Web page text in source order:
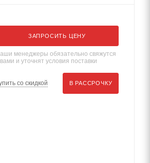
ЗАПРОСИТЬ ЦЕНУ
менеджеры обязательно свяжутся
и уточнят условия поставки
со скидкой В РАССРОЧКУ